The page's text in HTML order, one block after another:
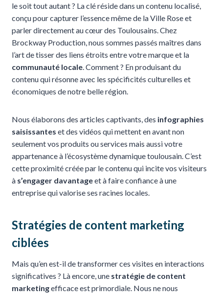
le soit tout autant ? La clé réside dans un contenu localisé,
conçu pour capturer l’essence même de la Ville Rose et
parler directement au cœur des Toulousains. Chez
Brockway Production, nous sommes passés maîtres dans
l’art de tisser des liens étroits entre votre marque et la
communauté locale . Comment ? En produisant du
contenu qui résonne avec les spécificités culturelles et
économiques de notre belle région.
Nous élaborons des articles captivants, des infographies
saisissantes et des vidéos qui mettent en avant non
seulement vos produits ou services mais aussi votre
appartenance à l’écosystème dynamique toulousain. C’est
cette proximité créée par le contenu qui incite vos visiteurs
à s’engager davantageet à faire confiance à une
entreprise qui valorise ses racines locales.
Stratégies de content marketing
ciblées
Mais qu’en est-il de transformer ces visites en interactions
significatives ? Là encore, une stratégie de content
marketingefficace est primordiale. Nous ne nous